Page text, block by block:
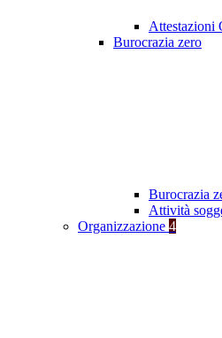
Attestazioni
Burocrazia zero
Burocrazia
Attività
Organizzazione 4